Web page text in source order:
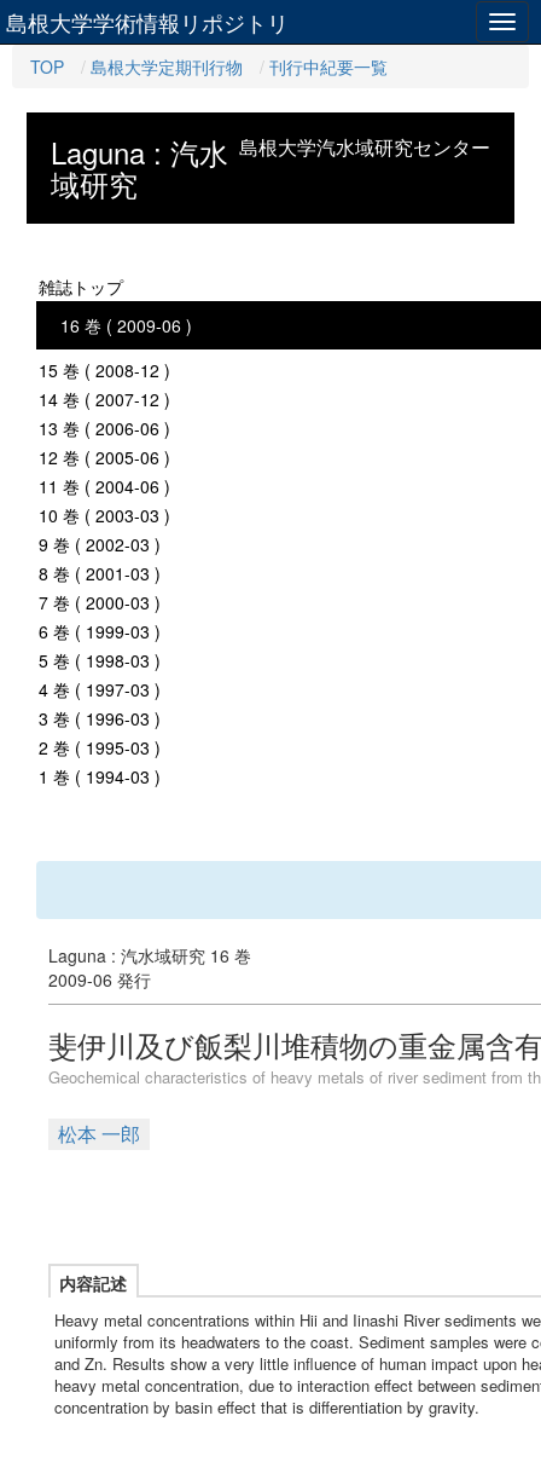
島根大学学術情報リポジトリ
TOP 島根大学定期刊行物 刊行中紀要一覧
島根大学汽水域研究センター
Laguna : 汽水
域研究
雑誌トップ
16 巻 ( 2009-06 )
15 巻 ( 2008-12 )
14 巻 ( 2007-12 )
13 巻 ( 2006-06 )
12 巻 ( 2005-06 )
11 巻 ( 2004-06 )
10 巻 ( 2003-03 )
9 巻 ( 2002-03 )
8 巻 ( 2001-03 )
7 巻 ( 2000-03 )
6 巻 ( 1999-03 )
5 巻 ( 1998-03 )
4 巻 ( 1997-03 )
3 巻 ( 1996-03 )
2 巻 ( 1995-03 )
1 巻 ( 1994-03 )
Laguna : 汽水域研究 16 巻
2009-06 発行
斐伊川及び飯梨川堆積物の重金属含
Geochemical characteristics of heavy metals of river sediment from
松本 一郎
内容記述
Heavy metal concentrations within Hii and Iinashi River sediments
uniformly from its headwaters to the coast. Sediment samples
and Zn. Results show a very little influence of human impact upon
heavy metal concentration, due to interaction effect between
concentration by basin effect that is differentiation by gravity.